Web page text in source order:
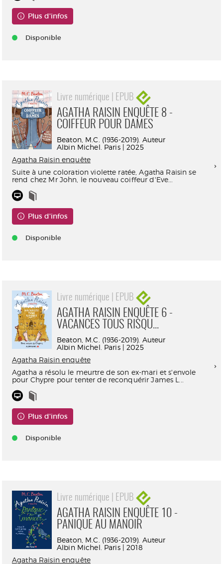
Plus d'infos
Disponible
Livre numérique | EPUB
AGATHA RAISIN ENQUÊTE 8 -
COIFFEUR POUR DAMES
Beaton, M.C. (1936-2019). Auteur
Albin Michel. Paris | 2025
Agatha Raisin enquête
Suite à une coloration violette ratée, Agatha Raisin se
rend chez Mr John, le nouveau coiffeur d'Eve...
Plus d'infos
Disponible
Livre numérique | EPUB
AGATHA RAISIN ENQUÊTE 6 -
VACANCES TOUS RISQU...
Beaton, M.C. (1936-2019). Auteur
Albin Michel. Paris | 2025
Agatha Raisin enquête
Agatha a résolu le meurtre de son ex-mari et s'envole
pour Chypre pour tenter de reconquérir James L...
Plus d'infos
Disponible
Livre numérique | EPUB
AGATHA RAISIN ENQUÊTE 10 -
PANIQUE AU MANOIR
Beaton, M.C. (1936-2019). Auteur
Albin Michel. Paris | 2018
Agatha Raisin enquête